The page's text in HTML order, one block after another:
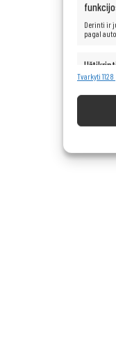
Derinti ir
pagal
turinio
Tvarkyti